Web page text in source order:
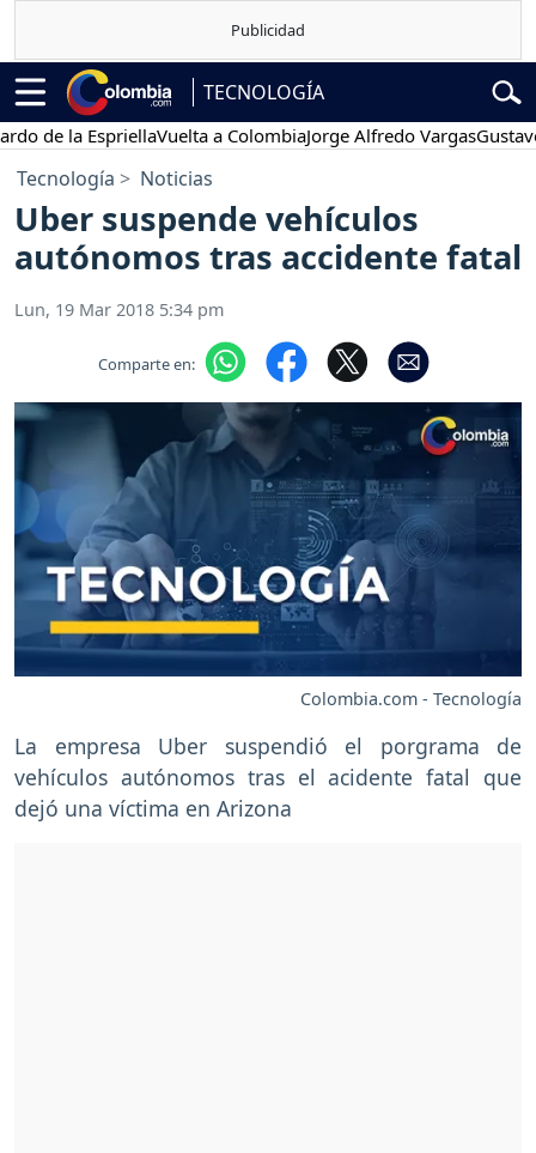
TECNOLOGÍA
la EspriellaVuelta a ColombiaJorge Alfredo VargasGustavo
Tecnología Noticias
Uber suspende vehículos
autónomos tras accidente fatal
Lun, 19 Mar 2018 5:34 pm
Comparte en:
Colombia.com - Tecnología
La empresa Uber suspendió el porgrama de
vehículos autónomos tras el acidente fatal que
dejó una víctima en Arizona